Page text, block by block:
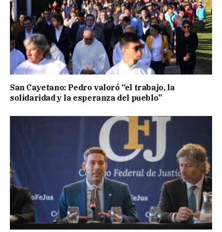
San Cayetano: Pedro valoró “el trabajo, la
solidaridad y la esperanza del pueblo”